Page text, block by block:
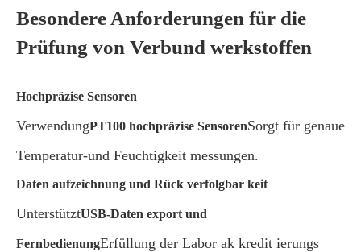
Besondere Anforderungen für die
Prüfung von Verbund werkstoffen
Hochpräzise Sensoren
VerwendungPT100 hochpräzise SensorenSorgt für genaue
Temperatur-und Feuchtigkeit messungen.
Daten aufzeichnung und Rück verfolgbar keit
UnterstütztUSB-Daten export und
FernbedienungErfüllung der Labor ak kredit ierungs